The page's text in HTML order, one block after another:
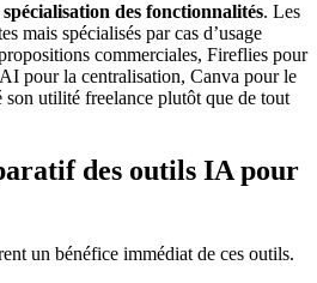
des fonctionnalités. Les
mais spécialisés par cas d’usage
commerciales, Fireflies pour
pour la centralisation, Canva pour le
utilité freelance plutôt que de tout
des outils IA pour
un bénéfice immédiat de ces outils.